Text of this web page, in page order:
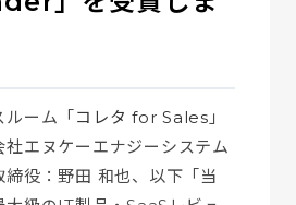
ルーム「コレタ for Sales 」
社エヌケーエナジーシステム
締役：野田 和也、以下「当